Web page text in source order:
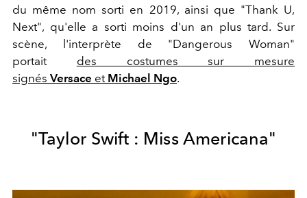
du même nom sorti en 2019, ainsi que "Thank U,
Next", qu'elle a sorti moins d'un an plus tard. Sur
scène, l'interprète de "Dangerous Woman"
portait des costumes sur mesure
signés Versace et Michael Ngo.
"Taylor Swift : Miss Americana"